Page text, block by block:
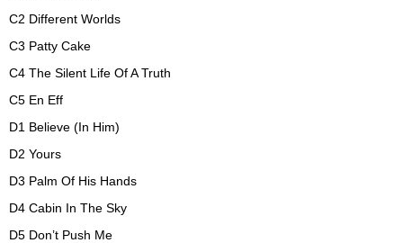
C2 Different Worlds
C3 Patty Cake
C4 The Silent Life Of A Truth
C5 En Eff
D1 Believe (In Him)
D2 Yours
D3 Palm Of His Hands
D4 Cabin In The Sky
D5 Don’t Push Me